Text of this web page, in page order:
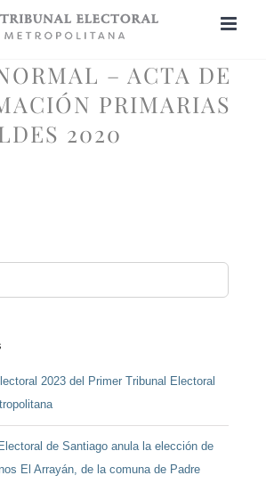
– ACTA DE
PRIMARIAS
2020
2023 del Primer Tribunal Electoral
de Santiago anula la elección de
El Arrayán, de la comuna de Padre